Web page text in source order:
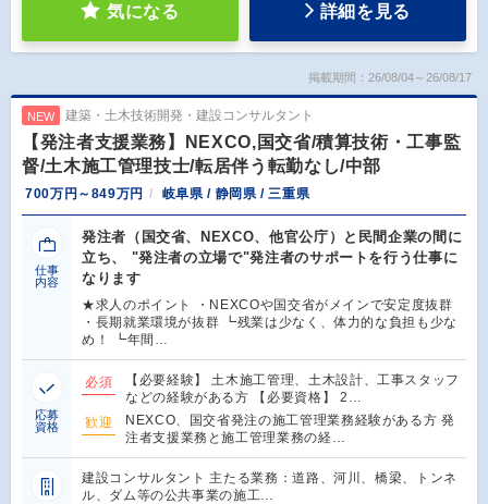
気になる 詳細を見る
掲載期間：26/08/04～26/08/17
NEW 建築・土木技術開発・建設コンサルタント
【発注者支援業務】NEXCO,国交省/積算技術・工事監
督/土木施工管理技士/転居伴う転勤なし/中部
700万円～849万円 岐阜県 / 静岡県 / 三重県
仕事
内容
発注者（国交省、NEXCO、他官公庁）と民間企業の間に
立ち、 "発注者の立場で"発注者のサポートを行う仕事に
なります
★求人のポイント ・NEXCOや国交省がメインで安定度抜群
・長期就業環境が抜群 ┗残業は少なく、体力的な負担も少な
め！ ┗年間…
応募
資格
必須
【必要経験】 土木施工管理、土木設計、工事スタッフ
などの経験がある方 【必要資格】 2…
歓迎
NEXCO、国交省発注の施工管理業務経験がある方 発
注者支援業務と施工管理業務の経…
建設コンサルタント 主たる業務：道路、河川、橋梁、トンネ
ル、ダム等の公共事業の施工…